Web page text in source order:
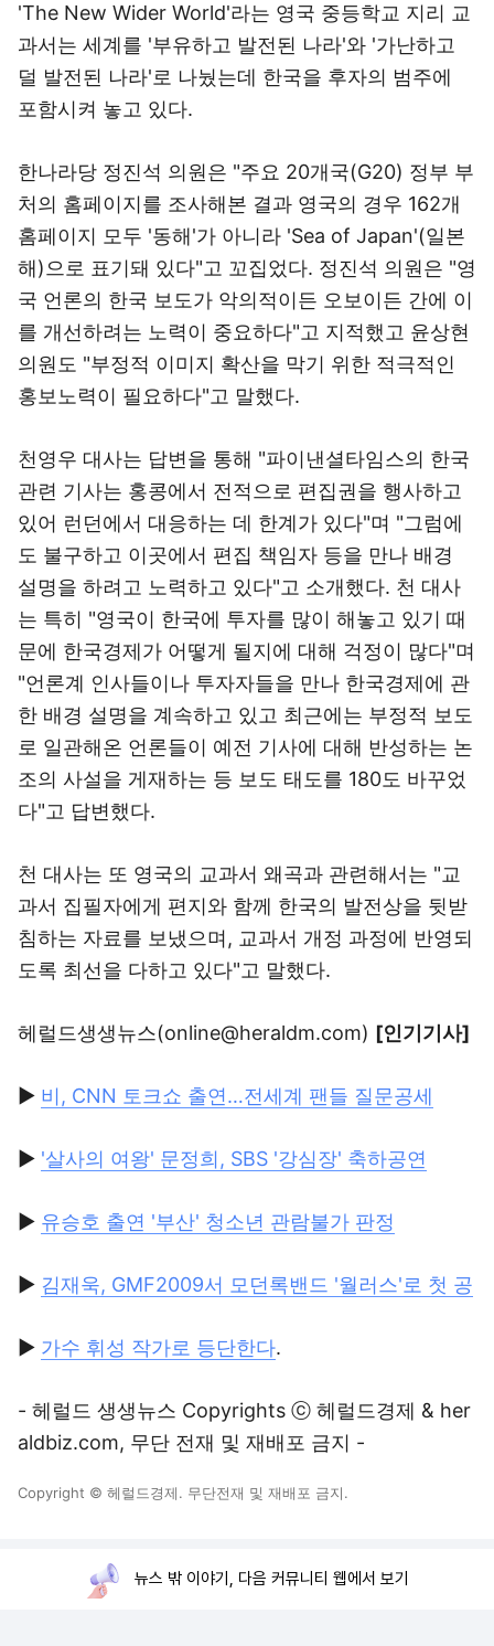
'The New Wider World'라는 영국 중등학교 지리 교
과서는 세계를 '부유하고 발전된 나라'와 '가난하고
덜 발전된 나라'로 나눴는데 한국을 후자의 범주에
포함시켜 놓고 있다.
한나라당 정진석 의원은 "주요 20개국(G20) 정부 부
처의 홈페이지를 조사해본 결과 영국의 경우 162개
홈페이지 모두 '동해'가 아니라 'Sea of Japan'(일본
해)으로 표기돼 있다"고 꼬집었다. 정진석 의원은 "영
국 언론의 한국 보도가 악의적이든 오보이든 간에 이
를 개선하려는 노력이 중요하다"고 지적했고 윤상현
의원도 "부정적 이미지 확산을 막기 위한 적극적인
홍보노력이 필요하다"고 말했다.
천영우 대사는 답변을 통해 "파이낸셜타임스의 한국
관련 기사는 홍콩에서 전적으로 편집권을 행사하고
있어 런던에서 대응하는 데 한계가 있다"며 "그럼에
도 불구하고 이곳에서 편집 책임자 등을 만나 배경
설명을 하려고 노력하고 있다"고 소개했다. 천 대사
는 특히 "영국이 한국에 투자를 많이 해놓고 있기 때
문에 한국경제가 어떻게 될지에 대해 걱정이 많다"며
"언론계 인사들이나 투자자들을 만나 한국경제에 관
한 배경 설명을 계속하고 있고 최근에는 부정적 보도
로 일관해온 언론들이 예전 기사에 대해 반성하는 논
조의 사설을 게재하는 등 보도 태도를 180도 바꾸었
다"고 답변했다.
천 대사는 또 영국의 교과서 왜곡과 관련해서는 "교
과서 집필자에게 편지와 함께 한국의 발전상을 뒷받
침하는 자료를 보냈으며, 교과서 개정 과정에 반영되
도록 최선을 다하고 있다"고 말했다.
헤럴드생생뉴스(online@heraldm.com) [인기기사]
▶ 비, CNN 토크쇼 출연…전세계 팬들 질문공세
▶ '살사의 여왕' 문정희, SBS '강심장' 축하공연
▶ 유승호 출연 '부산' 청소년 관람불가 판정
▶ 김재욱, GMF2009서 모던록밴드 '월러스'로 첫 공
▶ 가수 휘성 작가로 등단한다.
- 헤럴드 생생뉴스 Copyrights ⓒ 헤럴드경제 & her
aldbiz.com, 무단 전재 및 재배포 금지 -
Copyright © 헤럴드경제. 무단전재 및 재배포 금지.
뉴스 밖 이야기, 다음 커뮤니티 웹에서 보기